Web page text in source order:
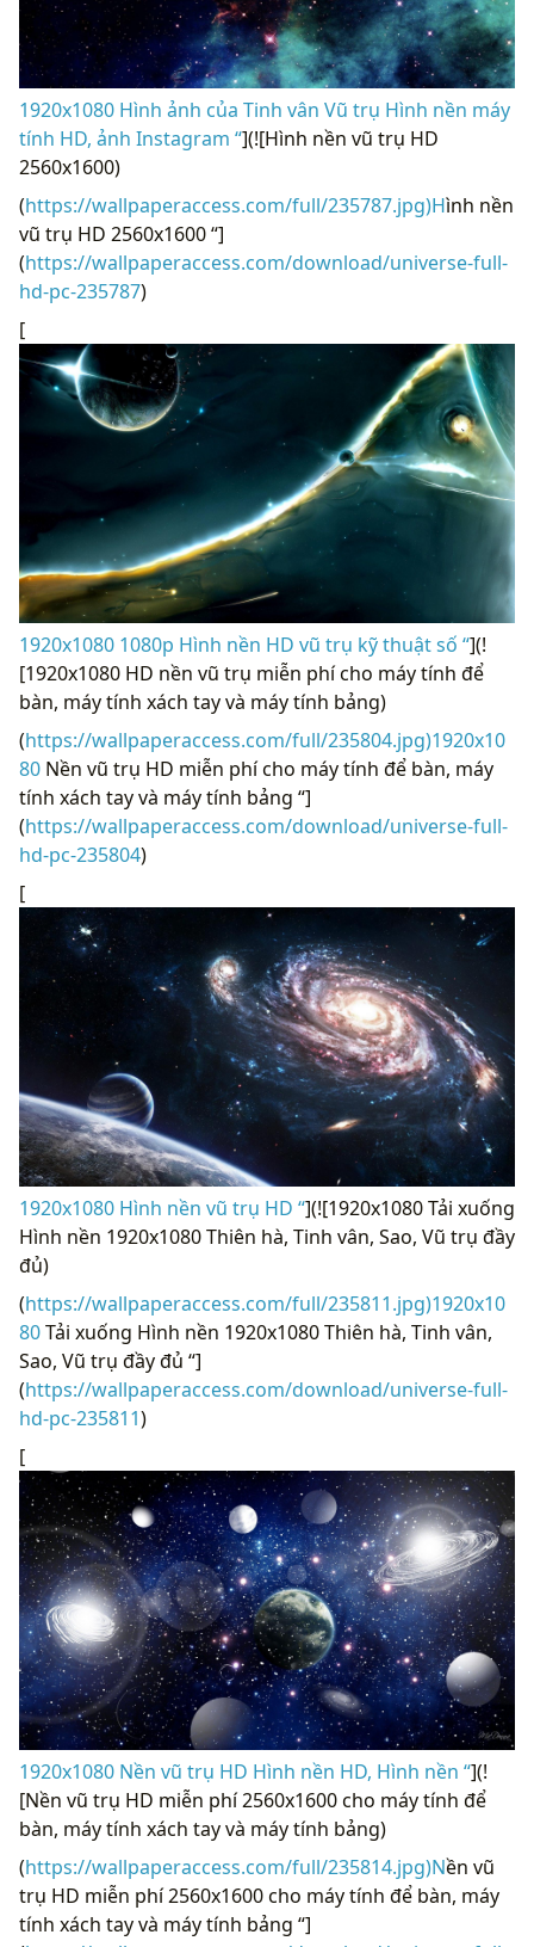
1920x1080 Hình ảnh của Tinh vân Vũ trụ Hình nền máy
tính HD, ảnh Instagram “](![Hình nền vũ trụ HD
2560x1600)
(https://wallpaperaccess.com/full/235787.jpg)Hình nền
vũ trụ HD 2560x1600 “]
(https://wallpaperaccess.com/download/universe-full-
hd-pc-235787)
[
1920x1080 1080p Hình nền HD vũ trụ kỹ thuật số “](!
[1920x1080 HD nền vũ trụ miễn phí cho máy tính để
bàn, máy tính xách tay và máy tính bảng)
(https://wallpaperaccess.com/full/235804.jpg)1920x10
80 Nền vũ trụ HD miễn phí cho máy tính để bàn, máy
tính xách tay và máy tính bảng “]
(https://wallpaperaccess.com/download/universe-full-
hd-pc-235804)
[
1920x1080 Hình nền vũ trụ HD “](![1920x1080 Tải xuống
Hình nền 1920x1080 Thiên hà, Tinh vân, Sao, Vũ trụ đầy
đủ)
(https://wallpaperaccess.com/full/235811.jpg)1920x10
80Tải xuống Hình nền 1920x1080 Thiên hà, Tinh vân,
Sao, Vũ trụ đầy đủ “]
(https://wallpaperaccess.com/download/universe-full-
hd-pc-235811)
[
1920x1080 Nền vũ trụ HD Hình nền HD, Hình nền “](!
[Nền vũ trụ HD miễn phí 2560x1600 cho máy tính để
bàn, máy tính xách tay và máy tính bảng)
(https://wallpaperaccess.com/full/235814.jpg)Nền vũ
trụ HD miễn phí 2560x1600 cho máy tính để bàn, máy
tính xách tay và máy tính bảng “]